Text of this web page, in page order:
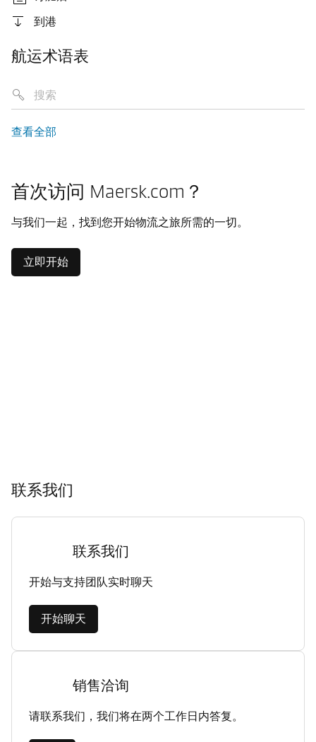
到港
航运术语表
查看全部
首次访问 Maersk.com？
与我们一起，找到您开始物流之旅所需的一切。
立即开始
联系我们
联系我们
开始与支持团队实时聊天
开始聊天
销售洽询
请联系我们，我们将在两个工作日内答复。